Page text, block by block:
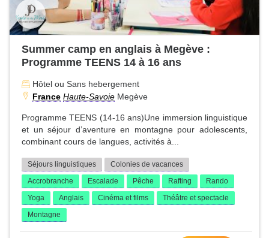
Summer camp en anglais à Megève :
Programme TEENS 14 à 16 ans
Hôtel ou Sans hebergement
France Haute-Savoie Megève
Programme TEENS (14-16 ans)Une immersion linguistique
et un séjour d’aventure en montagne pour adolescents,
combinant cours de langues, activités à...
Séjours linguistiques
Colonies de vacances
Accrobranche
Escalade Pêche Rafting
Rando
Yoga
Anglais Cinéma et films
Théâtre et spectacle
Montagne